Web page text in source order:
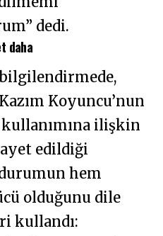
dedi.
daha
Koyuncu’nun
ilişkin
edildiği
hem
olduğunu dile
kullandı: